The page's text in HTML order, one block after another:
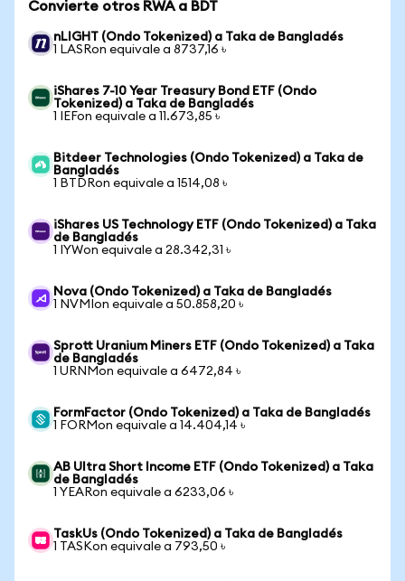
Convierte otros RWA a BDT
nLIGHT (Ondo Tokenized) a Taka de Bangladés
1 LASRon equivale a 8737,16 ৳
iShares 7-10 Year Treasury Bond ETF (Ondo
Tokenized) a Taka de Bangladés
1 IEFon equivale a 11.673,85 ৳
Bitdeer Technologies (Ondo Tokenized) a Taka de
Bangladés
1 BTDRon equivale a 1514,08 ৳
iShares US Technology ETF (Ondo Tokenized) a Taka
de Bangladés
1 IYWon equivale a 28.342,31 ৳
Nova (Ondo Tokenized) a Taka de Bangladés
1 NVMIon equivale a 50.858,20 ৳
Sprott Uranium Miners ETF (Ondo Tokenized) a Taka
de Bangladés
1 URNMon equivale a 6472,84 ৳
FormFactor (Ondo Tokenized) a Taka de Bangladés
1 FORMon equivale a 14.404,14 ৳
AB Ultra Short Income ETF (Ondo Tokenized) a Taka
de Bangladés
1 YEARon equivale a 6233,06 ৳
TaskUs (Ondo Tokenized) a Taka de Bangladés
1 TASKon equivale a 793,50 ৳